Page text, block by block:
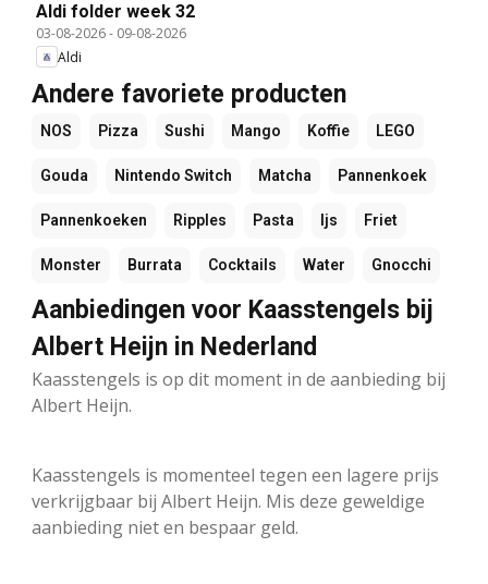
Aldi folder week 32
03-08-2026- 09-08-2026
Aldi
Andere favoriete producten
NOS Pizza Sushi Mango Koffie LEGO
Gouda Nintendo Switch Matcha Pannenkoek
Pannenkoeken Ripples Pasta Ijs Friet
Monster Burrata Cocktails Water Gnocchi
Aanbiedingen voor Kaasstengels bij
Albert Heijn in Nederland
Kaasstengels is op dit moment in de aanbieding bij
Albert Heijn.
Kaasstengels is momenteel tegen een lagere prijs
verkrijgbaar bij Albert Heijn. Mis deze geweldige
aanbieding niet en bespaar geld.